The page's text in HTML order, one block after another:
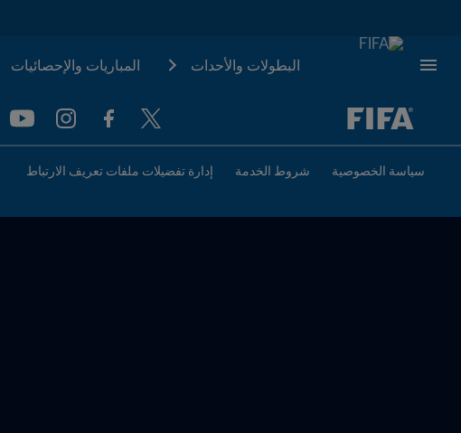
البطولات والأحدات المباريات والإحصائيات
يُحدَّد لاحقاً ضد يُحدَّد لاحقاً
سياسة الخصوصية شروط الخدمة إدارة تفضيلات ملفات تعريف الارتباط